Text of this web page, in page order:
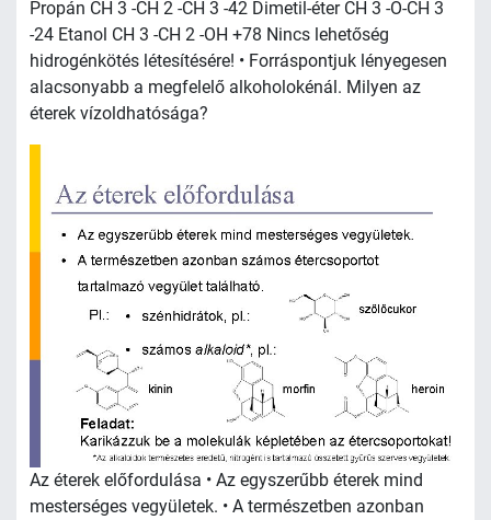
Propán CH 3 -CH 2 -CH 3 -42 Dimetil-éter CH 3 -O-CH 3
-24 Etanol CH 3 -CH 2 -OH +78 Nincs lehetőség
hidrogénkötés létesítésére! • Forráspontjuk lényegesen
alacsonyabb a megfelelő alkoholokénál. Milyen az
éterek vízoldhatósága?
Az éterek előfordulása • Az egyszerűbb éterek mind
mesterséges vegyületek. • A természetben azonban